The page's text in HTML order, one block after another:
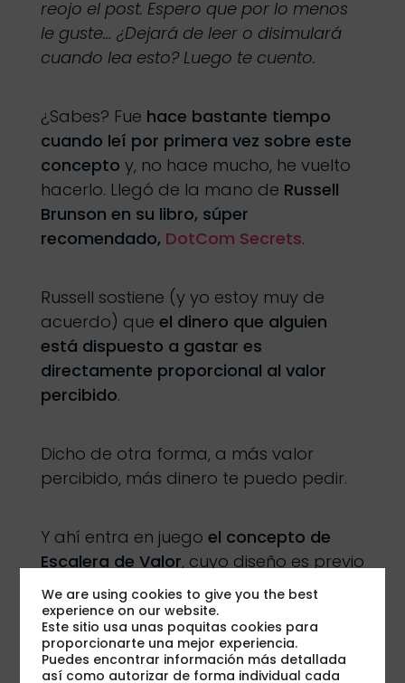
reojo el post. Espero que por lo menos
le guste… ¿Dejará de leer o disimulará
cuando lea esto? Luego te cuento.
¿Sabes? Fue hace bastante tiempo
cuando leí por primera vez sobre este
concepto y, no hace mucho, he vuelto
hacerlo. Llegó de la mano de Russell
Brunson en su libro, súper
recomendado, DotCom Secrets.
Russell sostiene (y yo estoy muy de
acuerdo) que el dinero que alguien
está dispuesto a gastar es
directamente proporcional al valor
percibido.
Dicho de otra forma, a más valor
percibido, más dinero te puedo pedir.
Y ahí entra en juego el concepto de
Escalera de Valor, cuyo diseño es previo
(y necesario) al de nuestro funnel o
proceso automático.
Cuando diseñamos una escalera de
We are using cookies to give you the best
experience on our website.
Este sitio usa unas poquitas cookies para
proporcionarte una mejor experiencia.
Puedes encontrar información más detallada
así como autorizar de forma individual cada